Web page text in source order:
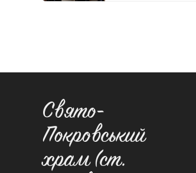
Свято-
Покровський
храм (ст.